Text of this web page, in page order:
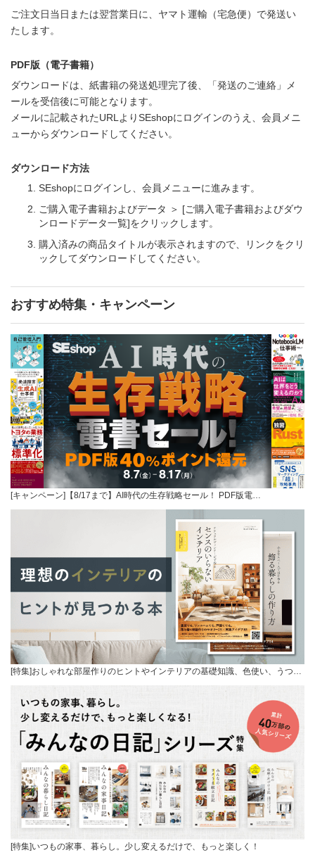
ご注文日当日または翌営業日に、ヤマト運輸（宅急便）で発送い
たします。
PDF版（電子書籍）
ダウンロードは、紙書籍の発送処理完了後、「発送のご連絡」メ
ールを受信後に可能となります。
メールに記載されたURLよりSEshopにログインのうえ、会員メニ
ューからダウンロードしてください。
ダウンロード方法
SEshopにログインし、会員メニューに進みます。
ご購入電子書籍およびデータ ＞ [ご購入電子書籍およびダウ
ンロードデータ一覧]をクリックします。
購入済みの商品タイトルが表示されますので、リンクをクリ
ックしてダウンロードしてください。
おすすめ特集・キャンペーン
[キャンペーン]【8/17まで】AI時代の生存戦略セール！ PDF版電…
[特集]おしゃれな部屋作りのヒントやインテリアの基礎知識、色使い、うつ…
[特集]いつもの家事、暮らし。少し変えるだけで、もっと楽しく！